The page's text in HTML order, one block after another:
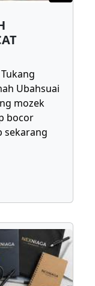
Ubahsuai
mozek
bocor
sekarang